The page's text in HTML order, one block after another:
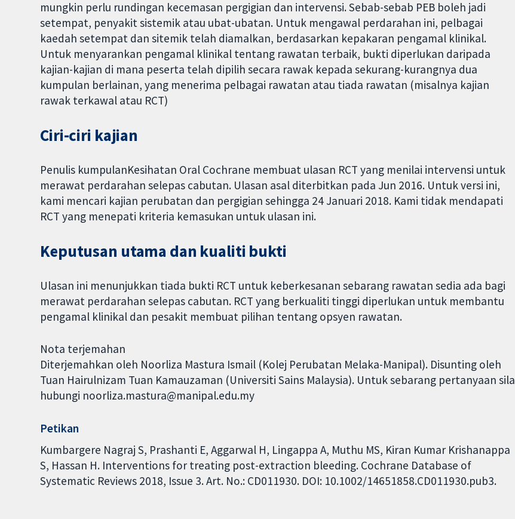
mungkin perlu rundingan kecemasan pergigian dan intervensi. Sebab-sebab PEB boleh jadi
setempat, penyakit sistemik atau ubat-ubatan. Untuk mengawal perdarahan ini, pelbagai
kaedah setempat dan sitemik telah diamalkan, berdasarkan kepakaran pengamal klinikal.
Untuk menyarankan pengamal klinikal tentang rawatan terbaik, bukti diperlukan daripada
kajian-kajian di mana peserta telah dipilih secara rawak kepada sekurang-kurangnya dua
kumpulan berlainan, yang menerima pelbagai rawatan atau tiada rawatan (misalnya kajian
rawak terkawal atau RCT)
Ciri-ciri kajian
Penulis kumpulanKesihatan Oral Cochrane membuat ulasan RCT yang menilai intervensi untuk
merawat perdarahan selepas cabutan. Ulasan asal diterbitkan pada Jun 2016. Untuk versi ini,
kami mencari kajian perubatan dan pergigian sehingga 24 Januari 2018. Kami tidak mendapati
RCT yang menepati kriteria kemasukan untuk ulasan ini.
Keputusan utama dan kualiti bukti
Ulasan ini menunjukkan tiada bukti RCT untuk keberkesanan sebarang rawatan sedia ada bagi
merawat perdarahan selepas cabutan. RCT yang berkualiti tinggi diperlukan untuk membantu
pengamal klinikal dan pesakit membuat pilihan tentang opsyen rawatan.
Nota terjemahan
Diterjemahkan oleh Noorliza Mastura Ismail (Kolej Perubatan Melaka-Manipal). Disunting oleh
Tuan Hairulnizam Tuan Kamauzaman (Universiti Sains Malaysia). Untuk sebarang pertanyaan sila
hubungi noorliza.mastura@manipal.edu.my
Petikan
Kumbargere Nagraj S, Prashanti E, Aggarwal H, Lingappa A, Muthu MS, Kiran Kumar Krishanappa
S, Hassan H. Interventions for treating post-extraction bleeding. Cochrane Database of
Systematic Reviews 2018, Issue 3. Art. No.: CD011930. DOI: 10.1002/14651858.CD011930.pub3.